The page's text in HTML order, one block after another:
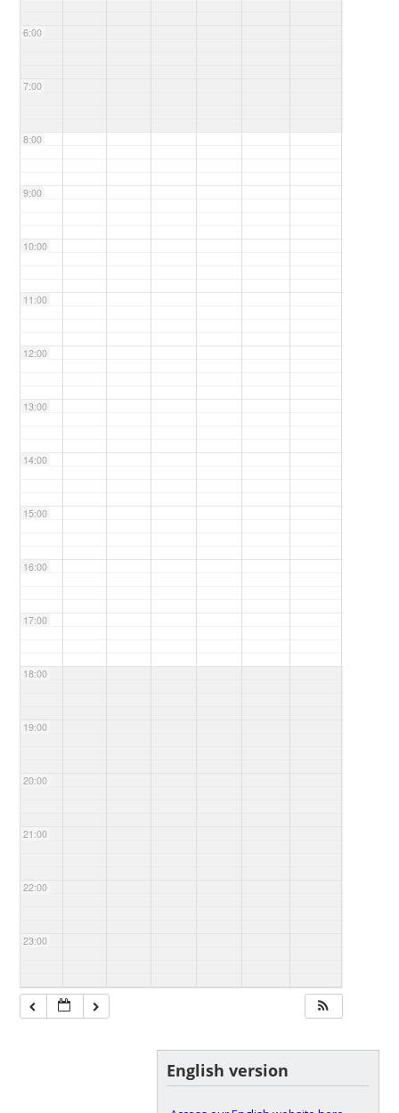
6:00
7:00
8:00
9:00
10:00
11:00
12:00
13:00
14:00
15:00
16:00
17:00
18:00
19:00
20:00
21:00
22:00
23:00
English version